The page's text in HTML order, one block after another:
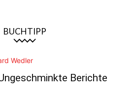
BUCHTIPP
Berichte